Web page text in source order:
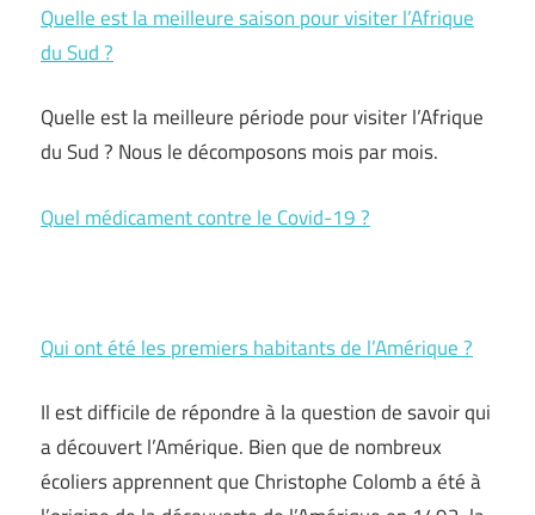
Quelle est la meilleure saison pour visiter l’Afrique
du Sud ?
Quelle est la meilleure période pour visiter l’Afrique
du Sud ? Nous le décomposons mois par mois.
Quel médicament contre le Covid-19 ?
Qui ont été les premiers habitants de l’Amérique ?
Il est difficile de répondre à la question de savoir qui
a découvert l’Amérique. Bien que de nombreux
écoliers apprennent que Christophe Colomb a été à